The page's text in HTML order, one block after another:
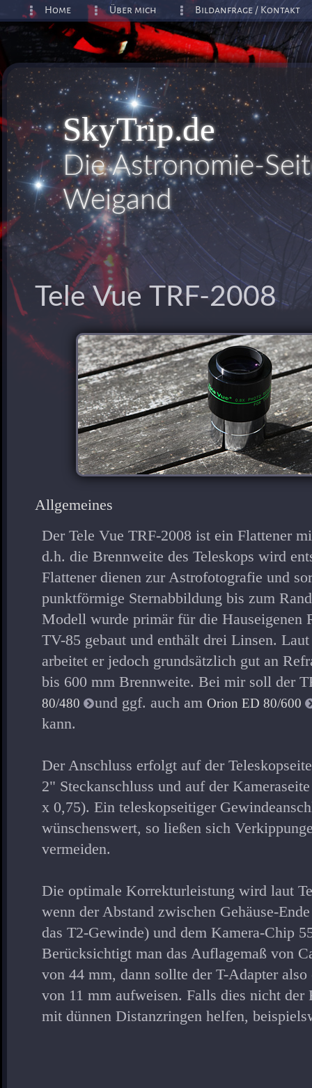
SkyTrip.de
Die Astronomie-
Weigand
Tele Vue TRF-2008
Allgemeines
Der Tele Vue TRF-2008 ist ein Flattener
d.h. die Brennweite des Teleskops wird
Flattener dienen zur Astrofotografie und
punktförmige Sternabbildung bis zum
Modell wurde primär für die Hauseigenen
TV-85 gebaut und enthält drei Linsen.
arbeitet er jedoch grundsätzlich gut an
bis 600 mm Brennweite. Bei mir soll der
80/480 und ggf. auch am Orion ED 80/600
kann.
Der Anschluss erfolgt auf der
2" Steckanschluss und auf der
x 0,75). Ein teleskopseitiger
wünschenswert, so ließen sich
vermeiden.
Die optimale Korrekturleistung wird laut
wenn der Abstand zwischen Gehäuse-
das T2-Gewinde) und dem Kamera-Chip
Berücksichtigt man das Auflagemaß von
von 44 mm, dann sollte der T-Adapter also
von 11 mm aufweisen. Falls dies nicht der
mit dünnen Distanzringen helfen,
Home Über mich Bildanfrage / Kontakt